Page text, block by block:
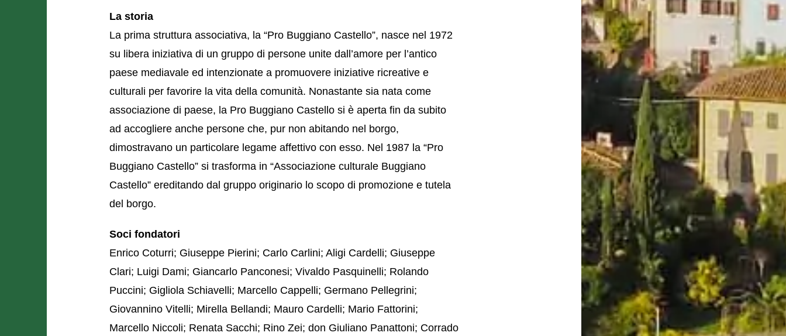
La storia
La prima struttura associativa, la “Pro Buggiano Castello”, nasce nel 1972
su libera iniziativa di un gruppo di persone unite dall’amore per l’antico
paese mediavale ed intenzionate a promuovere iniziative ricreative e
culturali per favorire la vita della comunità. Nonastante sia nata come
associazione di paese, la Pro Buggiano Castello si è aperta fin da subito
ad accogliere anche persone che, pur non abitando nel borgo,
dimostravano un particolare legame affettivo con esso. Nel 1987 la “Pro
Buggiano Castello” si trasforma in “Associazione culturale Buggiano
Castello” ereditando dal gruppo originario lo scopo di promozione e tutela
del borgo.
Soci fondatori
Enrico Coturri; Giuseppe Pierini; Carlo Carlini; Aligi Cardelli; Giuseppe
Clari; Luigi Dami; Giancarlo Panconesi; Vivaldo Pasquinelli; Rolando
Puccini; Gigliola Schiavelli; Marcello Cappelli; Germano Pellegrini;
Giovannino Vitelli; Mirella Bellandi; Mauro Cardelli; Mario Fattorini;
Marcello Niccoli; Renata Sacchi; Rino Zei; don Giuliano Panattoni; Corrado